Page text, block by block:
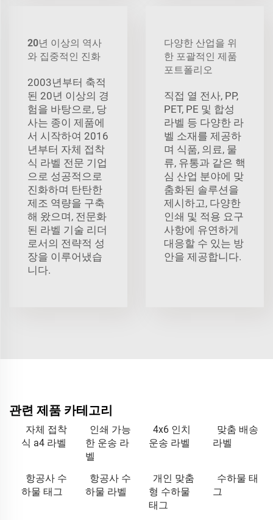
20년 이상의 역사
와 집중적인 진화
2003년부터 축적
된 20년 이상의 경
험을 바탕으로, 당
사는 종이 제품에
서 시작하여 2016
년부터 자체 접착
식 라벨 전문 기업
으로 성공적으로
진화하며 탄탄한
제조 역량을 구축
해 왔으며, 전문화
된 라벨 기술 리더
로서의 전략적 성
장을 이루어냈습
니다.
다양한 산업을 위
한 포괄적인 제품
포트폴리오
직접 열 전사, PP,
PET, PE 및 합성
라벨 등 다양한 라
벨 소재를 제공하
며 식품, 의료, 물
류, 유통과 같은 핵
심 산업 분야에 맞
춤화된 솔루션을
제시하고, 다양한
인쇄 및 적용 요구
사항에 유연하게
대응할 수 있는 방
안을 제공합니다.
관련 제품 카테고리
자체 접착
식 a4 라벨
인쇄 가능
한 운송 라
벨
4x6 인치
운송 라벨
맞춤 배송
라벨
항공사 수
하물 태그
항공사 수
하물 라벨
개인 맞춤
형 수하물
태그
수하물 태
그